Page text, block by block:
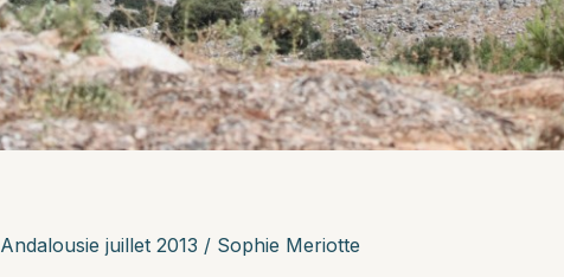
Andalousie juillet 2013 / Sophie Meriotte